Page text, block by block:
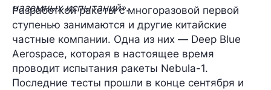
наземных испытаний».
Разработкой ракеты с многоразовой первой
ступенью занимаются и другие китайские
частные компании. Одна из них — Deep Blue
Aerospace, которая в настоящее время
проводит испытания ракеты Nebula-1.
Последние тесты прошли в конце сентября и